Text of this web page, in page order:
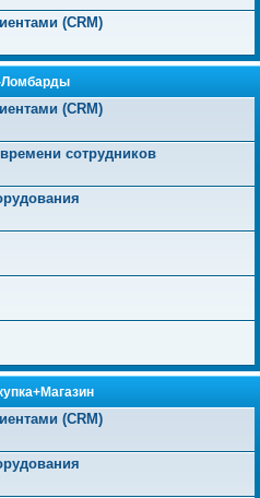
(CRM)
Ломбарды
(CRM)
сотрудников
(CRM)